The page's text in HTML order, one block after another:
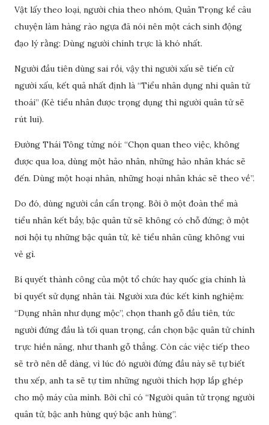
Vật lấy theo loại, người chia theo nhóm, Quản Trọng kể câu
chuyện làm hàng rào ngựa đã nói nên một cách sinh động
đạo lý rằng: Dùng người chính trực là khó nhất.
Người đầu tiên dùng sai rồi, vậy thì người xấu sẽ tiến cử
người xấu, kết quả nhất định là “Tiểu nhân dụng nhi quân tử
thoái” (Kẻ tiểu nhân được trọng dụng thì người quân tử sẽ
rút lui).
Đường Thái Tông từng nói: “Chọn quan theo việc, không
được qua loa, dùng một hảo nhân, những hảo nhân khác sẽ
đến. Dùng một hoại nhân, những hoại nhân khác sẽ theo về”.
Do đó, dùng người cần cẩn trọng. Bởi ở một đoàn thể mà
tiểu nhân kết bầy, bậc quân tử sẽ không có chỗ đứng; ở một
nơi hội tụ những bậc quân tử, kẻ tiểu nhân cũng không vui
vẻ gì.
Bí quyết thành công của một tổ chức hay quốc gia chính là
bí quyết sử dụng nhân tài. Người xưa đúc kết kinh nghiệm:
“Dụng nhân như dụng mộc”, chọn thanh gỗ đầu tiên, tức
người đứng đầu là tối quan trọng, cần chọn bậc quân tử chính
trực hiền năng, như thanh gỗ thẳng. Còn các việc tiếp theo
sẽ trở nên dễ dàng, vì lúc đó người đứng đầu này sẽ tự biết
thu xếp, anh ta sẽ tự tìm những người thích hợp lắp ghép
cho mộ máy của mình. Bởi chỉ có “Người quân tử trọng người
quân tử, bậc anh hùng quý bậc anh hùng”.